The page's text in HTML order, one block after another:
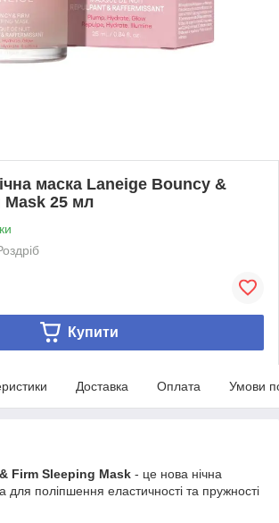
маска Laneige Bouncy &
Mask 25 мл
Купити
Доставка Оплата Умови
Firm Sleeping Mask - це нова нічна
для поліпшення еластичності та пружності